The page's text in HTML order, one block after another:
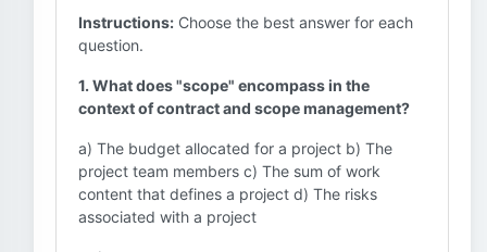
Instructions: Choose the best answer for each
question.
1. What does "scope" encompass in the
context of contract and scope management?
a) The budget allocated for a project b) The
project team members c) The sum of work
content that defines a project d) The risks
associated with a project